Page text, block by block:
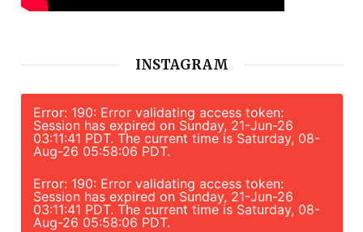
INSTAGRAM
Error: 190: Error validating access token:
Session has expired on Sunday, 21-Jun-26
03:11:41 PDT. The current time is Saturday, 08-
Aug-26 05:58:06 PDT.
Error: 190: Error validating access token:
Session has expired on Sunday, 21-Jun-26
03:11:41 PDT. The current time is Saturday, 08-
Aug-26 05:58:06 PDT.